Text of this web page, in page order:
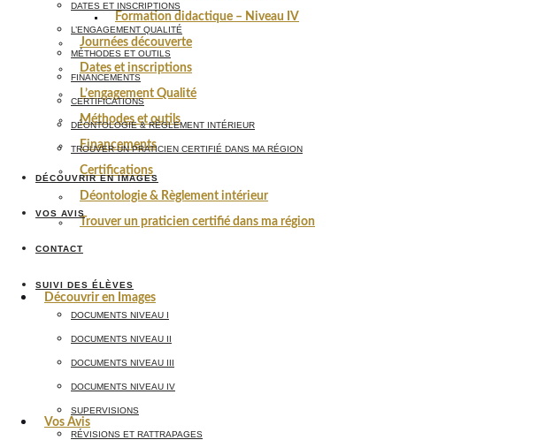
Formation didactique – Niveau IV
Journées découverte
Dates et inscriptions
L’engagement Qualité
Méthodes et outils
Financements
Certifications
Déontologie & Règlement intérieur
Trouver un praticien certifié dans ma région
Découvrir en Images
Vos Avis
DATES ET INSCRIPTIONS
L’ENGAGEMENT QUALITÉ
MÉTHODES ET OUTILS
FINANCEMENTS
CERTIFICATIONS
DÉONTOLOGIE & RÈGLEMENT INTÉRIEUR
TROUVER UN PRATICIEN CERTIFIÉ DANS MA RÉGION
DÉCOUVRIR EN IMAGES
VOS AVIS
CONTACT
SUIVI DES ÉLÈVES
DOCUMENTS NIVEAU I
DOCUMENTS NIVEAU II
DOCUMENTS NIVEAU III
DOCUMENTS NIVEAU IV
SUPERVISIONS
RÉVISIONS ET RATTRAPAGES